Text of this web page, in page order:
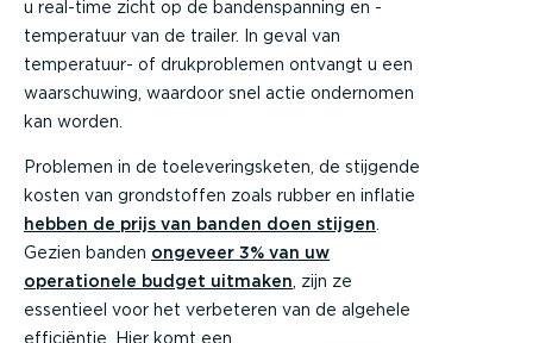
u real-time zicht op de bandenspanning en -
temperatuur van de trailer. In geval van
temperatuur- of drukproblemen ontvangt u een
waarschuwing, waardoor snel actie ondernomen
kan worden.
Problemen in de toeleveringsketen, de stijgende
kosten van grondstoffen zoals rubber en inflatie
hebben de prijs van banden doen stijgen
Gezien banden ongeveer 3% van uw
operationele budget uitmaken , zijn ze
essentieel voor het verbeteren van de algehele
efficiëntie. Hier komt een